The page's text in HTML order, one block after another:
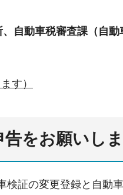
自動車税審査課（自動
す）
をお願いし
証の変更登録と自動